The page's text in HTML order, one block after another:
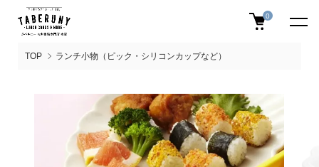
0
TOP ランチ小物（ピック・シリコンカップなど）